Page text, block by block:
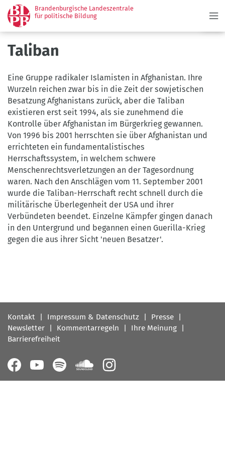
Direkt
zum
Inhalt
Brandenburgische Landeszentrale
für politische Bildung
Taliban
Eine Gruppe radikaler Islamisten in Afghanistan. Ihre
Wurzeln reichen zwar bis in die Zeit der sowjetischen
Besatzung Afghanistans zurück, aber die Taliban
existieren erst seit 1994, als sie zunehmend die
Kontrolle über Afghanistan im Bürgerkrieg gewannen.
Von 1996 bis 2001 herrschten sie über Afghanistan und
errichteten ein fundamentalistisches
Herrschaftssystem, in welchem schwere
Menschenrechtsverletzungen an der Tagesordnung
waren. Nach den Anschlägen vom 11. September 2001
wurde die Taliban-Herrschaft recht schnell durch die
militärische Überlegenheit der USA und ihrer
Verbündeten beendet. Einzelne Kämpfer gingen danach
in den Untergrund und begannen einen Guerilla-Krieg
gegen die aus ihrer Sicht 'neuen Besatzer'.
Fußbereichsmenü
Kontakt Impressum & Datenschutz
Presse
Newsletter
Kommentarregeln
Ihre Meinung
Barrierefreiheit
Follow
us